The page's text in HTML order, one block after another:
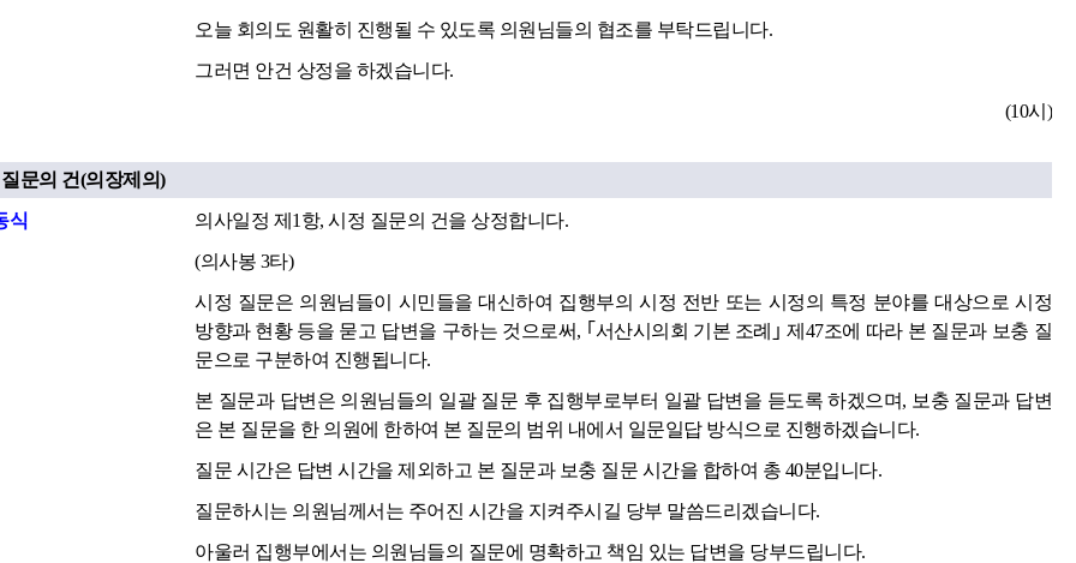
오늘 회의도 원활히 진행될 수 있도록 의원님들의 협조를 부탁드립니다.
그러면 안건 상정을 하겠습니다.
(10시)
문의 건(의장제의)
식
의사일정 제1항, 시정 질문의 건을 상정합니다.
(의사봉 3타)
시정 질문은 의원님들이 시민들을 대신하여 집행부의 시정 전반 또는 시정의 특정 분야를 대상으로 시정
방향과 현황 등을 묻고 답변을 구하는 것으로써, ｢서산시의회 기본 조례｣ 제47조에 따라 본 질문과 보충 질
문으로 구분하여 진행됩니다.
본 질문과 답변은 의원님들의 일괄 질문 후 집행부로부터 일괄 답변을 듣도록 하겠으며, 보충 질문과 답변
은 본 질문을 한 의원에 한하여 본 질문의 범위 내에서 일문일답 방식으로 진행하겠습니다.
질문 시간은 답변 시간을 제외하고 본 질문과 보충 질문 시간을 합하여 총 40분입니다.
질문하시는 의원님께서는 주어진 시간을 지켜주시길 당부 말씀드리겠습니다.
아울러 집행부에서는 의원님들의 질문에 명확하고 책임 있는 답변을 당부드립니다.